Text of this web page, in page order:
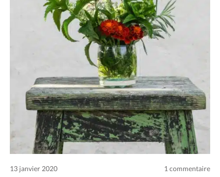
13 janvier 2020 1 commentaire